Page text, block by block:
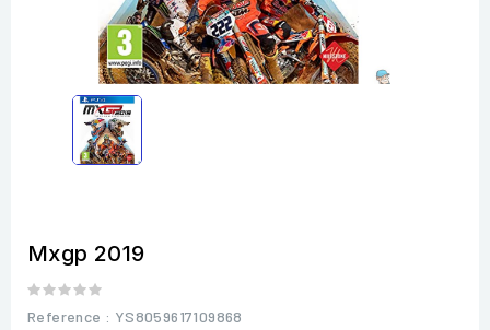
Mxgp 2019
Reference : YS8059617109868